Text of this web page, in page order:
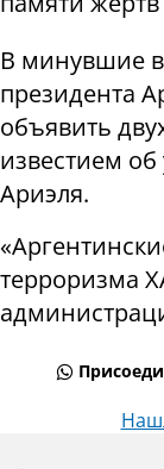
В минувшие
президента
объявить
известием
Ариэля.
терроризма